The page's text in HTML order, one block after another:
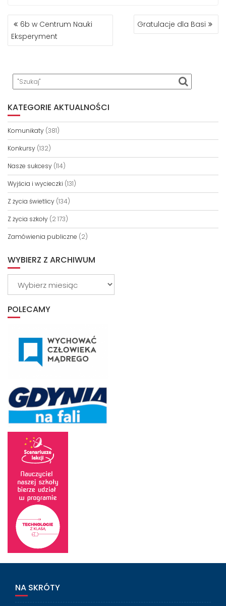
NAWIGACJA
WPISU
6b w Centrum Nauki
Eksperyment
Gratulacje dla Basi
KATEGORIE AKTUALNOŚCI
Komunikaty (381)
Konkursy (132)
Nasze sukcesy (114)
Wyjścia i wycieczki (131)
Z życia świetlicy (134)
Z życia szkoły (2 173)
Zamówienia publiczne (2)
WYBIERZ Z ARCHIWUM
POLECAMY
NA SKRÓTY